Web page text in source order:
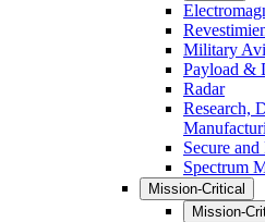
Military
Payload &
Radar
Research,
Secure
Spectrum
Mission-Critical
Mission-